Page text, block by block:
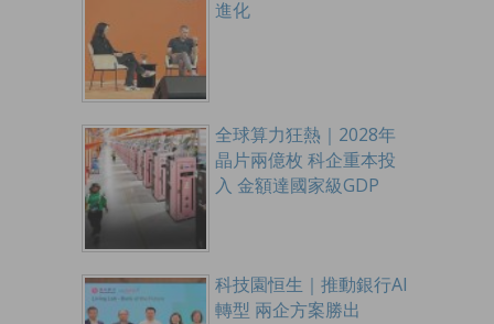
進化
全球算力狂熱｜2028年
晶片兩億枚 科企重本投
入 金額達國家級GDP
科技園恒生｜推動銀行AI
轉型 兩企方案勝出